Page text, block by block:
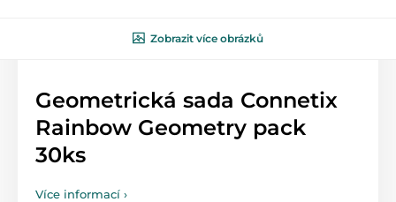
Zobrazit více obrázků
Geometrická sada Connetix
Rainbow Geometry pack
30ks
Více informací ›